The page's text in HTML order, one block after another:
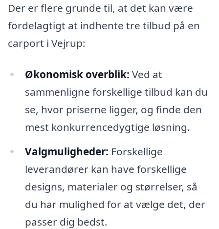
Der er flere grunde til, at det kan være
fordelagtigt at indhente tre tilbud på en
carport i Vejrup:
Økonomisk overblik: Ved at
sammenligne forskellige tilbud kan du
se, hvor priserne ligger, og finde den
mest konkurrencedygtige løsning.
Valgmuligheder: Forskellige
leverandører kan have forskellige
designs, materialer og størrelser, så
du har mulighed for at vælge det, der
passer dig bedst.